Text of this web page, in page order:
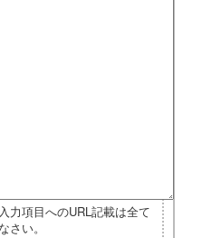
力項目へのURL記載は全て
さい。